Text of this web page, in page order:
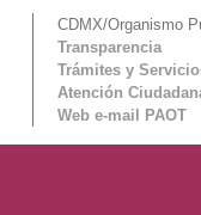
CDMX/Organismo
Transparencia
Trámites y
Atención
Web e-mail PAOT